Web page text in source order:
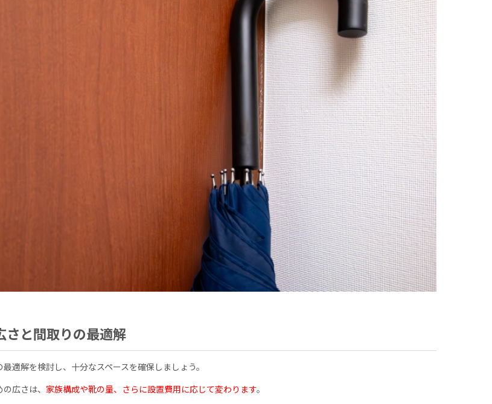
さと間取りの最適解
適解を検討し、十分なスペースを確保しましょう。
広さは、 家族構成や靴の量、さらに設置費用に応じて変わります。